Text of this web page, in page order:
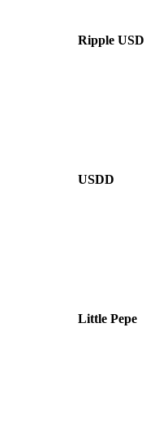
Ripple USD
USDD
Little Pepe